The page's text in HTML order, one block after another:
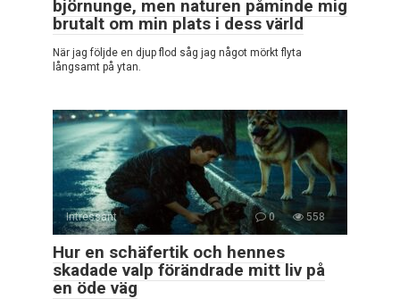
björnunge, men naturen påminde mig
brutalt om min plats i dess värld
När jag följde en djup flod såg jag något mörkt flyta
långsamt på ytan.
Intressant 0 558
Hur en schäfertik och hennes
skadade valp förändrade mitt liv på
en öde väg